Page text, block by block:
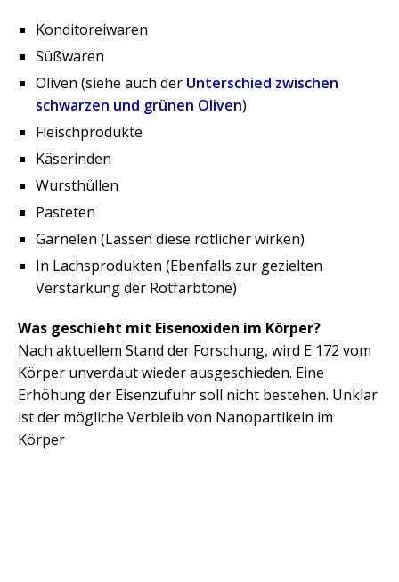
Konditoreiwaren
Süßwaren
Oliven (siehe auch der Unterschied zwischen
schwarzen und grünen Oliven)
Fleischprodukte
Käserinden
Wursthüllen
Pasteten
Garnelen (Lassen diese rötlicher wirken)
In Lachsprodukten (Ebenfalls zur gezielten
Verstärkung der Rotfarbtöne)
Was geschieht mit Eisenoxiden im Körper?
Nach aktuellem Stand der Forschung, wird E 172 vom
Körper unverdaut wieder ausgeschieden. Eine
Erhöhung der Eisenzufuhr soll nicht bestehen. Unklar
ist der mögliche Verbleib von Nanopartikeln im
Körper